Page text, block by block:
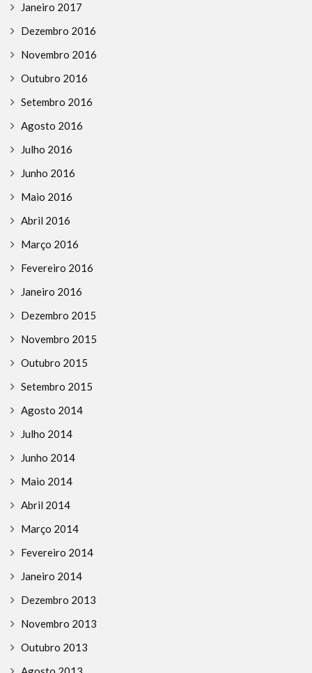
Janeiro 2017
Dezembro 2016
Novembro 2016
Outubro 2016
Setembro 2016
Agosto 2016
Julho 2016
Junho 2016
Maio 2016
Abril 2016
Março 2016
Fevereiro 2016
Janeiro 2016
Dezembro 2015
Novembro 2015
Outubro 2015
Setembro 2015
Agosto 2014
Julho 2014
Junho 2014
Maio 2014
Abril 2014
Março 2014
Fevereiro 2014
Janeiro 2014
Dezembro 2013
Novembro 2013
Outubro 2013